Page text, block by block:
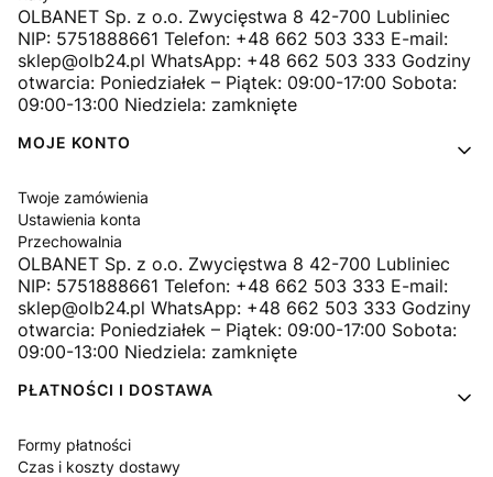
OLBANET Sp. z o.o. Zwycięstwa 8 42-700 Lubliniec
NIP: 5751888661 Telefon: +48 662 503 333 E-mail:
sklep@olb24.pl WhatsApp: +48 662 503 333 Godziny
otwarcia: Poniedziałek – Piątek: 09:00-17:00 Sobota:
09:00-13:00 Niedziela: zamknięte
MOJE KONTO
Twoje zamówienia
Ustawienia konta
Przechowalnia
OLBANET Sp. z o.o. Zwycięstwa 8 42-700 Lubliniec
NIP: 5751888661 Telefon: +48 662 503 333 E-mail:
sklep@olb24.pl WhatsApp: +48 662 503 333 Godziny
otwarcia: Poniedziałek – Piątek: 09:00-17:00 Sobota:
09:00-13:00 Niedziela: zamknięte
PŁATNOŚCI I DOSTAWA
Formy płatności
Czas i koszty dostawy